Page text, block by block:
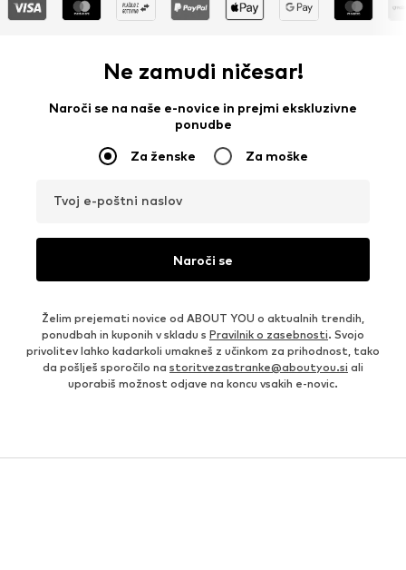
Ne zamudi ničesar!
Naroči se na naše e-novice in prejmi ekskluzivne
ponudbe
Za ženske Za moške
Tvoj e-poštni naslov
Naroči se
Želim prejemati novice od ABOUT YOU o aktualnih trendih,
ponudbah in kuponih v skladu s Pravilnik o zasebnosti. Svojo
privolitev lahko kadarkoli umakneš z učinkom za prihodnost, tako
da pošlješ sporočilo na storitvezastranke@aboutyou.si ali
uporabiš možnost odjave na koncu vsakih e-novic.